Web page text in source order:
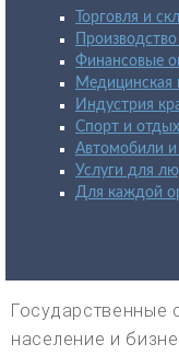
Торговля и
Финансовые
Индустрия
Спорт и отдых
Автомобили и
Услуги для
Для каждой
население и